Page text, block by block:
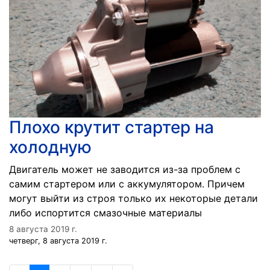
Плохо крутит стартер на
холодную
Двигатель может не заводится из-за проблем с
самим стартером или с аккумулятором. Причем
могут выйти из строя только их некоторые детали
либо испортится смазочные материалы
8 августа 2019 г.
четверг, 8 августа 2019 г.